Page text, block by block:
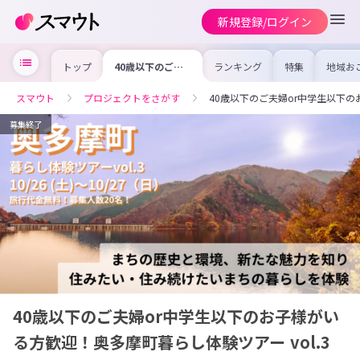
新規登録/ログイン
トップ 40歳以下のご夫
婦or中学生以下
歓迎！奥多摩町暮
らし体験ツアー
vol.3
ランキング 特集 地域お
の求
を集め
事内容
を比較
合った
スマウト プロジェクトをさがす 40歳以下のご夫婦or中学生以下
募集終了
40歳以下のご夫婦or中学生以下のお子様がい
る方歓迎！奥多摩町暮らし体験ツアー vol.3